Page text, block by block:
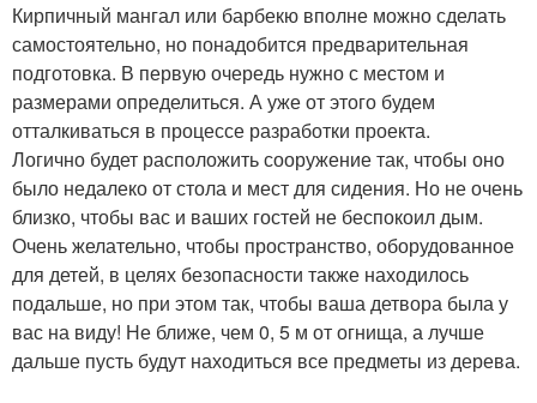
Кирпичный мангал или барбекю вполне можно сделать
самостоятельно, но понадобится предварительная
подготовка. В первую очередь нужно с местом и
размерами определиться. А уже от этого будем
отталкиваться в процессе разработки проекта.
Логично будет расположить сооружение так, чтобы оно
было недалеко от стола и мест для сидения. Но не очень
близко, чтобы вас и ваших гостей не беспокоил дым.
Очень желательно, чтобы пространство, оборудованное
для детей, в целях безопасности также находилось
подальше, но при этом так, чтобы ваша детвора была у
вас на виду! Не ближе, чем 0, 5 м от огнища, а лучше
дальше пусть будут находиться все предметы из дерева.